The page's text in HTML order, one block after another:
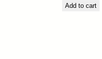
Add to cart